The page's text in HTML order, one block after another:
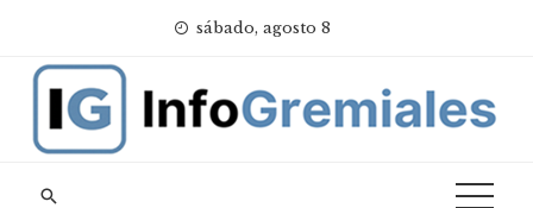
content
sábado, agosto 8